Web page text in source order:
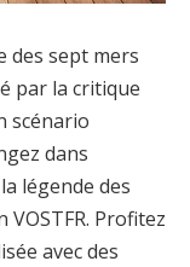
des sept mers
par la critique
scénario
dans
légende des
Profitez
avec des